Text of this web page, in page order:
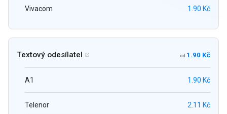
Vivacom 1.90 Kč
Textový odesílatel  od 1.90 Kč
A1 1.90 Kč
Telenor 2.11 Kč